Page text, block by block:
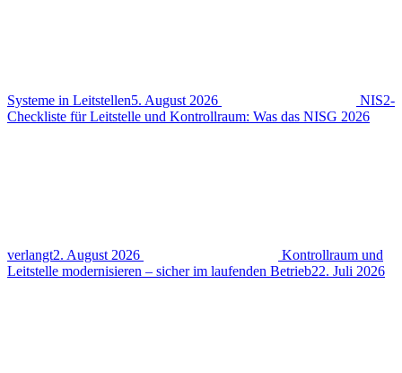
Systeme in Leitstellen5. August 2026
NIS2-
Checkliste für Leitstelle und Kontrollraum: Was das NISG 2026
verlangt2. August 2026
Kontrollraum und
Leitstelle modernisieren – sicher im laufenden Betrieb22. Juli 2026